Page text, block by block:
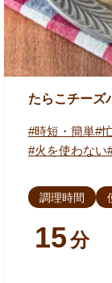
たらこチーズ
時短・簡単
火を使わない
調理時間
15分